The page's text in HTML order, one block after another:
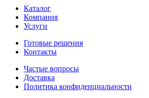
Каталог
Компания
Услуги
Готовые решения
Контакты
Частые вопросы
Доставка
Политика конфиденциальности